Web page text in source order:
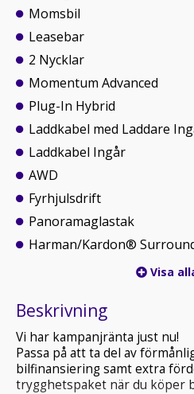
Momsbil
Leasebar
2 Nycklar
Momentum Advanced
Plug-In Hybrid
Laddkabel med Laddare
Laddkabel Ingår
AWD
Fyrhjulsdrift
Panoramaglastak
Harman/Kardon®
Visa
Beskrivning
Vi har kampanjränta just nu!
Passa på att ta del av
bilfinansiering samt extra
trygghetspaket när du köper